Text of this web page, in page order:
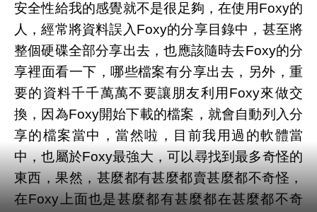
安全性給我的感覺就不是很足夠，在使用Foxy的
人，經常將資料誤入Foxy的分享目錄中，甚至將
整個硬碟全部分享出去，也應該隨時去Foxy的分
享裡面看一下，哪些檔案有分享出去，另外，重
要的資料千千萬萬不要讓朋友利用Foxy來做交
換，因為Foxy開始下載的檔案，就會自動列入分
享的檔案當中，當然啦，目前我用過的軟體當
中，也屬於Foxy最強大，可以尋找到最多奇怪的
東西，果然，甚麼都有甚麼都賣甚麼都不奇怪，
在Foxy上面也是甚麼都有甚麼都在甚麼都不奇